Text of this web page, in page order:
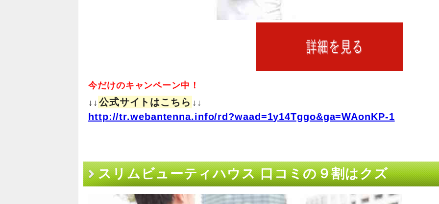
今だけのキャンペーン中！
↓↓ 公式サイトはこちら ↓↓
http://tr.webantenna.info/rd?waad=1y14Tggo&ga=WAonKP-1
スリムビューティハウス 口コミの９割はクズ